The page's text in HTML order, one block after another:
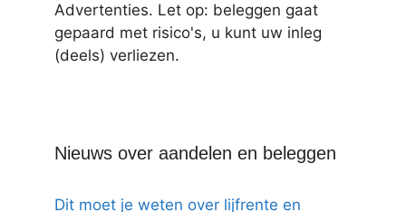
Advertenties. Let op: beleggen gaat
gepaard met risico's, u kunt uw inleg
(deels) verliezen.
Nieuws over aandelen en beleggen
Dit moet je weten over lijfrente en